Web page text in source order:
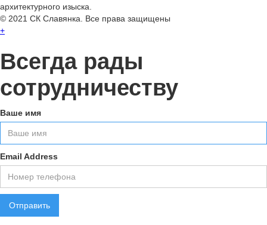
строительство
смотреть
2016
Интерьер
Вилла
смотреть
2015
Строительство
Загородный дом
смотреть
2018
архитектурного изыска.
© 2021 СК Славянка. Все права защищены
+
Всегда рады
сотрудничеству
Ваше имя
Email Address